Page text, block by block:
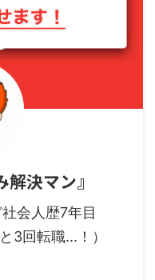
決マン』
会人歴7年目
3回転職...！）